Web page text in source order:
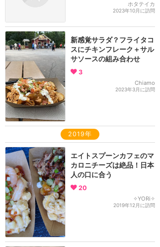
ホタテイカ
2023年10月に訪問
新感覚サラダ？フライタコ
スにチキンフレーク＋サル
サソースの組み合わせ
3
Chiamo
2023年3月に訪問
2019年
エイトスプーンカフェのマ
カロニチーズは絶品！日本
人の口に合う
20
✧YORi✧
2019年12月に訪問